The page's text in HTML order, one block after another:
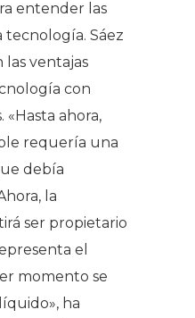
entender las
tecnología. Sáez
ventajas
con
ahora,
requería una
debía
la
ser propietario
el
momento se
ha